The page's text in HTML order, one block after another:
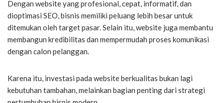
Dengan website yang profesional, cepat, informatif, dan
dioptimasi SEO, bisnis memiliki peluang lebih besar untuk
ditemukan oleh target pasar. Selain itu, website juga membantu
membangun kredibilitas dan mempermudah proses komunikasi
dengan calon pelanggan.
Karena itu, investasi pada website berkualitas bukan lagi
kebutuhan tambahan, melainkan bagian penting dari strategi